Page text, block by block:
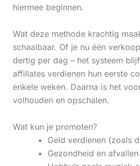
hiermee beginnen.
Wat deze methode krachtig
schaalbaar. Of je nu één
dertig per dag – het systeem
affiliates verdienen hun eerste
enkele weken. Daarna is het
volhouden en opschalen.
Wat kun je promoten?
Geld verdienen (zoals
Gezondheid en afvallen